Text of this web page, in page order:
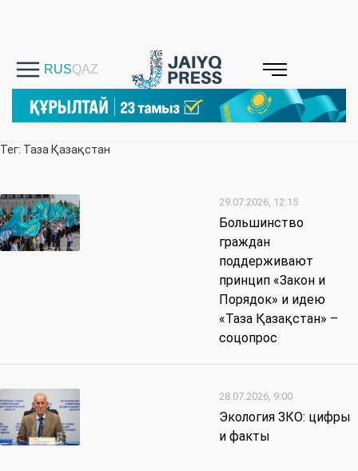
Тег: Таза Қазақстан
29.07.2026, 12:15
Большинство
граждан
поддерживают
принцип «Закон и
Порядок» и идею
«Таза Қазақстан» –
соцопрос
28.07.2026, 9:00
Экология ЗКО: цифры
и факты